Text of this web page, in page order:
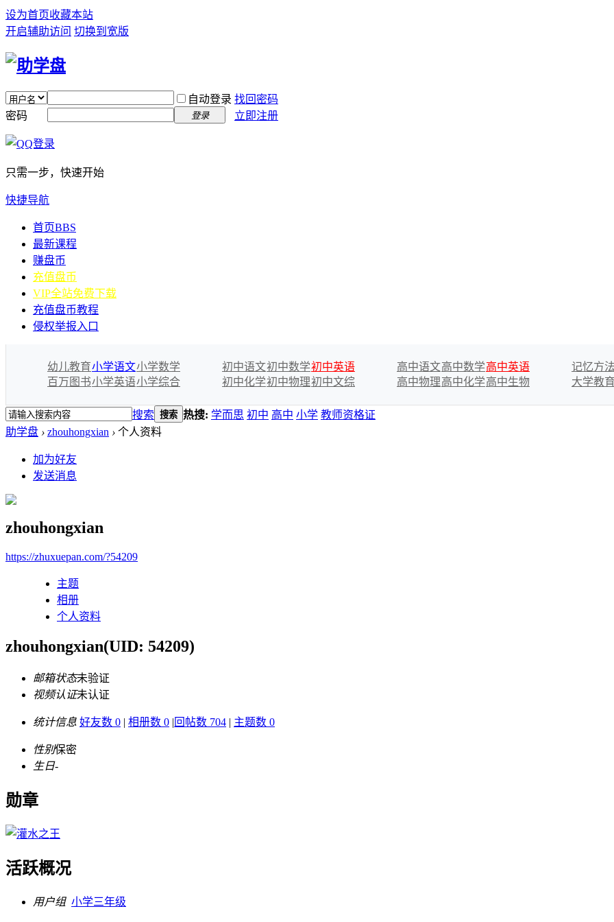
设为首页收藏本站
开启辅助访问 切换到宽版
自动登录 找回密码
密码
登录 立即注册
只需一步，快速开始
快捷导航
首页BBS
最新课程
赚盘币
充值盘币
VIP全站免费下载
充值盘币教程
侵权举报入口
幼儿教育小学语文小学数学
百万图书小学英语小学综合
初中语文初中数学初中英语
初中化学初中物理初中文综
高中语文高中数学高中英语
高中物理高中化学高中生物
记忆方法
大学教育
搜索 搜索 热搜: 学而思 初中 高中 小学 教师资格证
助学盘 › zhouhongxian › 个人资料
加为好友
发送消息
zhouhongxian
https://zhuxuepan.com/?54209
主题
相册
个人资料
zhouhongxian(UID: 54209)
邮箱状态未验证
视频认证未认证
统计信息 好友数 0 | 相册数 0 |回帖数 704 | 主题数 0
性别保密
生日-
勋章
活跃概况
用户组 小学三年级